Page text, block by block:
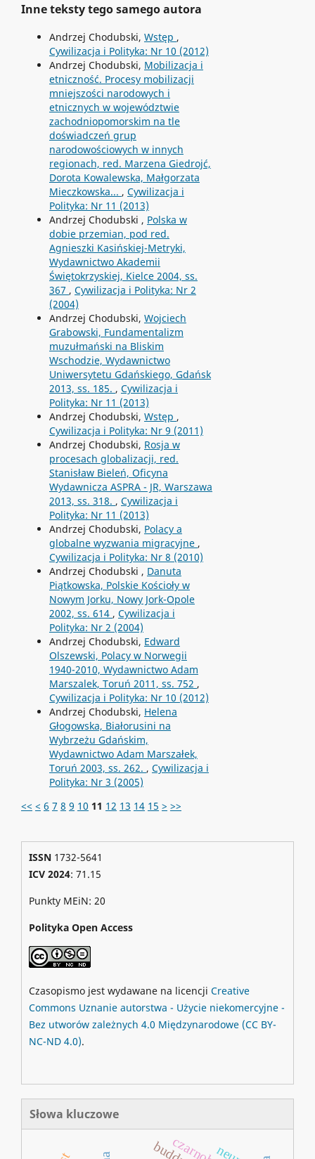
Inne teksty tego samego autora
Andrzej Chodubski, Wstęp ,
Cywilizacja i Polityka: Nr 10 (2012)
Andrzej Chodubski, Mobilizacja i
etniczność. Procesy mobilizacji
mniejszości narodowych i
etnicznych w województwie
zachodniopomorskim na tle
doświadczeń grup
narodowościowych w innych
regionach, red. Marzena Giedrojć,
Dorota Kowalewska, Małgorzata
Mieczkowska... , Cywilizacja i
Polityka: Nr 11 (2013)
Andrzej Chodubski , Polska w
dobie przemian, pod red.
Agnieszki Kasińskiej-Metryki,
Wydawnictwo Akademii
Świętokrzyskiej, Kielce 2004, ss.
367 , Cywilizacja i Polityka: Nr 2
(2004)
Andrzej Chodubski, Wojciech
Grabowski, Fundamentalizm
muzułmański na Bliskim
Wschodzie, Wydawnictwo
Uniwersytetu Gdańskiego, Gdańsk
2013, ss. 185. , Cywilizacja i
Polityka: Nr 11 (2013)
Andrzej Chodubski, Wstęp ,
Cywilizacja i Polityka: Nr 9 (2011)
Andrzej Chodubski, Rosja w
procesach globalizacji, red.
Stanisław Bieleń, Oficyna
Wydawnicza ASPRA - JR, Warszawa
2013, ss. 318. , Cywilizacja i
Polityka: Nr 11 (2013)
Andrzej Chodubski, Polacy a
globalne wyzwania migracyjne ,
Cywilizacja i Polityka: Nr 8 (2010)
Andrzej Chodubski , Danuta
Piątkowska, Polskie Kościoły w
Nowym Jorku, Nowy Jork-Opole
2002, ss. 614 , Cywilizacja i
Polityka: Nr 2 (2004)
Andrzej Chodubski, Edward
Olszewski, Polacy w Norwegii
1940-2010, Wydawnictwo Adam
Marszalek, Toruń 2011, ss. 752 ,
Cywilizacja i Polityka: Nr 10 (2012)
Andrzej Chodubski, Helena
Głogowska, Białorusini na
Wybrzeżu Gdańskim,
Wydawnictwo Adam Marszałek,
Toruń 2003, ss. 262. , Cywilizacja i
Polityka: Nr 3 (2005)
<< < 6 7 8 9 10 11 12 13 14 15 > >>
ISSN1732-5641
ICV 2024: 71.15
Punkty MEiN: 20
Polityka Open Access
Czasopismo jest wydawane na licencji Creative
Commons Uznanie autorstwa - Użycie niekomercyjne -
Bez utworów zależnych 4.0 Międzynarodowe (CC BY-
NC-ND 4.0).
Słowa kluczowe